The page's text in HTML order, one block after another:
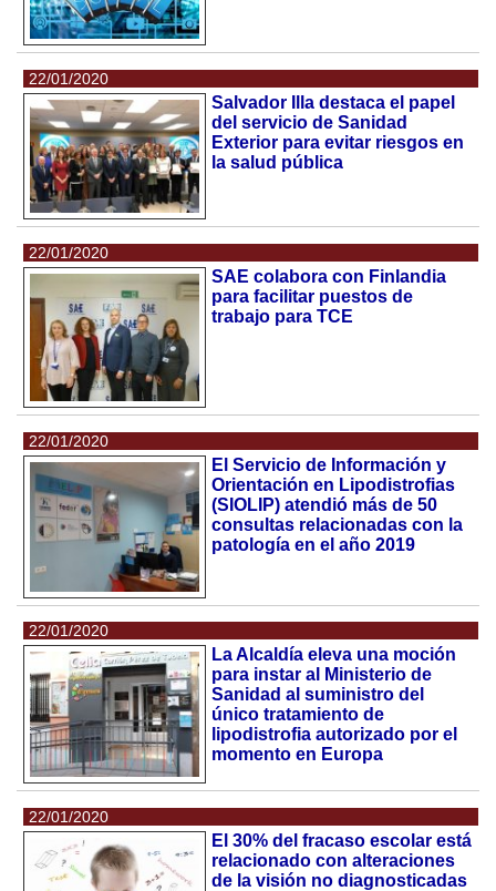
22/01/2020
Salvador Illa destaca el papel
del servicio de Sanidad
Exterior para evitar riesgos en
la salud pública
22/01/2020
SAE colabora con Finlandia
para facilitar puestos de
trabajo para TCE
22/01/2020
El Servicio de Información y
Orientación en Lipodistrofias
(SIOLIP) atendió más de 50
consultas relacionadas con la
patología en el año 2019
22/01/2020
La Alcaldía eleva una moción
para instar al Ministerio de
Sanidad al suministro del
único tratamiento de
lipodistrofia autorizado por el
momento en Europa
22/01/2020
El 30% del fracaso escolar está
relacionado con alteraciones
de la visión no diagnosticadas